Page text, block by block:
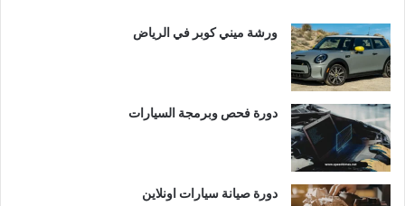
ورشة ميني كوبر في الرياض
دورة فحص وبرمجة السيارات
دورة صيانة سيارات اونلاين